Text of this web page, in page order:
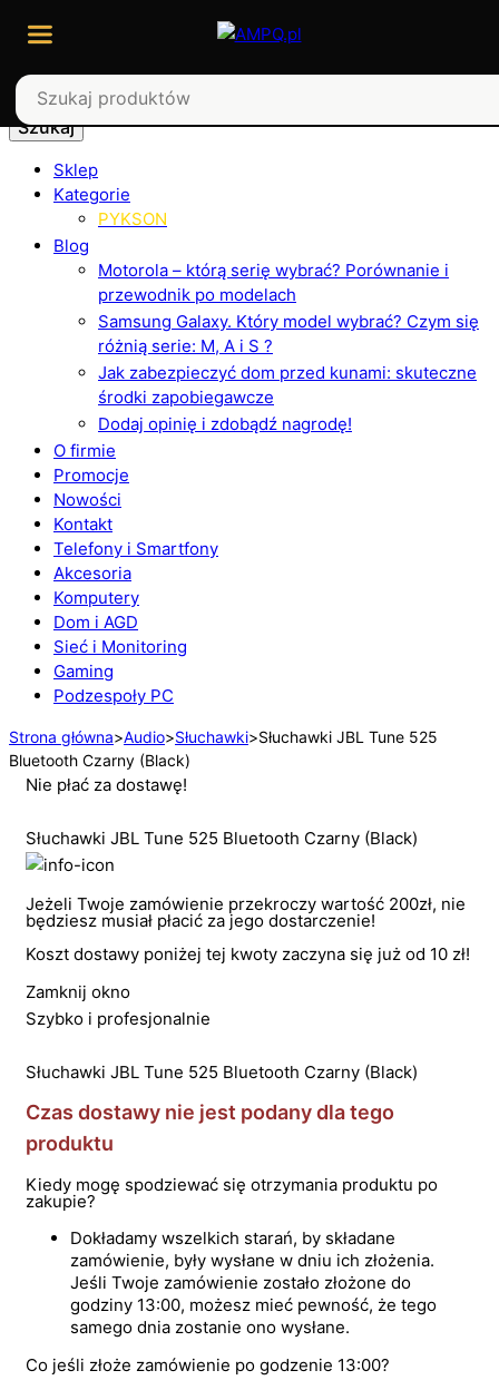
Szukaj
Sklep
Kategorie
PYKSON
Blog
Motorola – którą serię wybrać? Porównanie i
przewodnik po modelach
Samsung Galaxy. Który model wybrać? Czym się
różnią serie: M, A i S ?
Jak zabezpieczyć dom przed kunami: skuteczne
środki zapobiegawcze
Dodaj opinię i zdobądź nagrodę!
O firmie
Promocje
Nowości
Kontakt
Telefony i Smartfony
Akcesoria
Komputery
Dom i AGD
Sieć i Monitoring
Gaming
Podzespoły PC
Strona główna>Audio>Słuchawki>Słuchawki JBL Tune 525
Bluetooth Czarny (Black)
Nie płać za dostawę!
Słuchawki JBL Tune 525 Bluetooth Czarny (Black)
Jeżeli Twoje zamówienie przekroczy wartość 200zł, nie
będziesz musiał płacić za jego dostarczenie!
Koszt dostawy poniżej tej kwoty zaczyna się już od 10 zł!
Zamknij okno
Szybko i profesjonalnie
Słuchawki JBL Tune 525 Bluetooth Czarny (Black)
Czas dostawy nie jest podany dla tego
produktu
Kiedy mogę spodziewać się otrzymania produktu po
zakupie?
Dokładamy wszelkich starań, by składane
zamówienie, były wysłane w dniu ich złożenia.
Jeśli Twoje zamówienie zostało złożone do
godziny 13:00, możesz mieć pewność, że tego
samego dnia zostanie ono wysłane.
Co jeśli złoże zamówienie po godzenie 13:00?